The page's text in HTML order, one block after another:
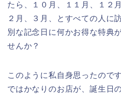
たら、１０月、１１月、１２
２月、３月、とすべての人に
別な記念日に何かお得な特典
せんか？
このように私自身思ったので
ではかなりのお店が、誕生日